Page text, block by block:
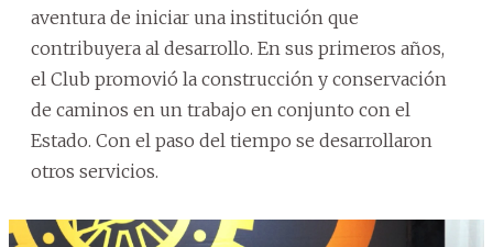
aventura de iniciar una institución que
contribuyera al desarrollo. En sus primeros años,
el Club promovió la construcción y conservación
de caminos en un trabajo en conjunto con el
Estado. Con el paso del tiempo se desarrollaron
otros servicios.